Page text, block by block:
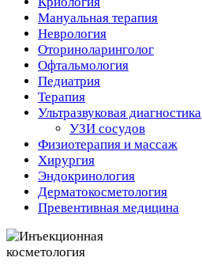
Мануальная терапия
Неврология
Оториноларинголог
Офтальмология
Педиатрия
Терапия
Ультразвуковая диагностика
УЗИ сосудов
Физиотерапия и массаж
Хирургия
Эндокринология
Дерматокосметология
Превентивная медицина